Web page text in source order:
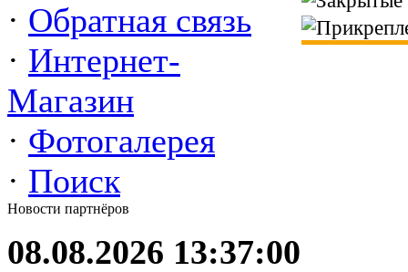
· Обратная связь
· Интернет-
Магазин
· Фотогалерея
· Поиск
Новости партнёров
08.08.2026 13:37:00